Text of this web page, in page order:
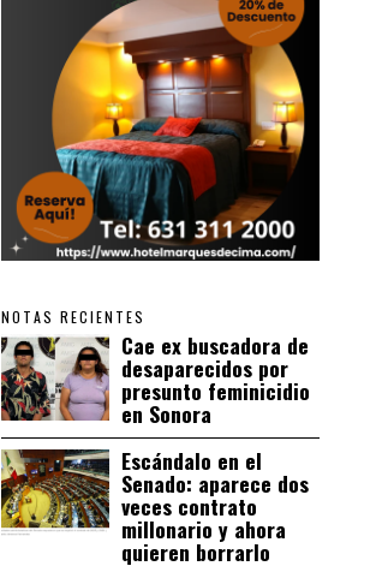
NOTAS RECIENTES
Cae ex buscadora de
desaparecidos por
presunto feminicidio
en Sonora
Escándalo en el
Senado: aparece dos
veces contrato
millonario y ahora
quieren borrarlo